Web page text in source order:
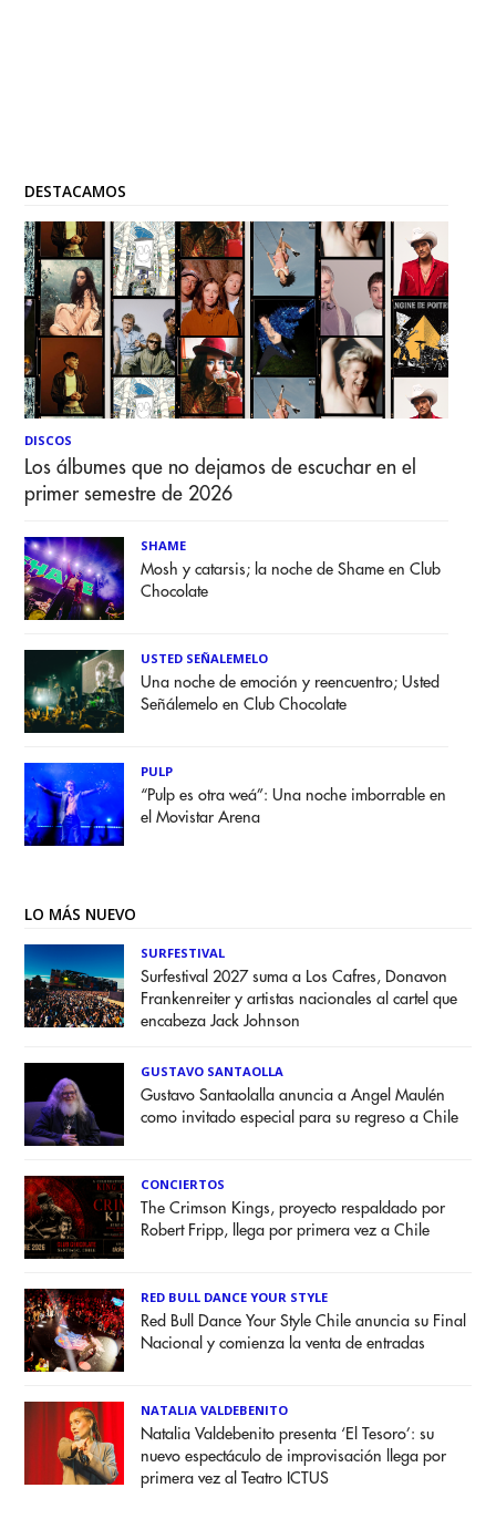
DESTACAMOS
DISCOS
Los álbumes que no dejamos de escuchar en el
primer semestre de 2026
SHAME
Mosh y catarsis; la noche de Shame en Club
Chocolate
USTED SEÑALEMELO
Una noche de emoción y reencuentro; Usted
Señálemelo en Club Chocolate
PULP
“Pulp es otra weá”: Una noche imborrable en
el Movistar Arena
LO MÁS NUEVO
SURFESTIVAL
Surfestival 2027 suma a Los Cafres, Donavon
Frankenreiter y artistas nacionales al cartel que
encabeza Jack Johnson
GUSTAVO SANTAOLLA
Gustavo Santaolalla anuncia a Angel Maulén
como invitado especial para su regreso a Chile
CONCIERTOS
The Crimson Kings, proyecto respaldado por
Robert Fripp, llega por primera vez a Chile
RED BULL DANCE YOUR STYLE
Red Bull Dance Your Style Chile anuncia su Final
Nacional y comienza la venta de entradas
NATALIA VALDEBENITO
Natalia Valdebenito presenta ‘El Tesoro’: su
nuevo espectáculo de improvisación llega por
primera vez al Teatro ICTUS